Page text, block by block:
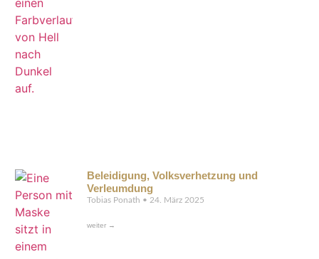
Beleidigung, Volksverhetzung und
Verleumdung
Tobias Ponath 24. März 2025
weiter →